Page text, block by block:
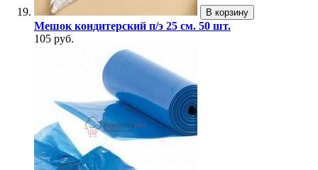
В корзину
Мешок кондитерский п/э 25 см. 50 шт.
105 руб.